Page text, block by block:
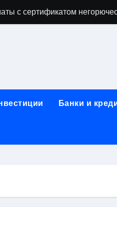
с сертификатом
и направляющих для
лотков для
этапы строительства,
Банки и